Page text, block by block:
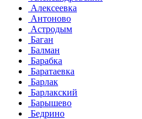
Алексеевка
Антоново
Астродым
Баган
Балман
Барабка
Баратаевка
Барлак
Барлакский
Барышево
Бедрино